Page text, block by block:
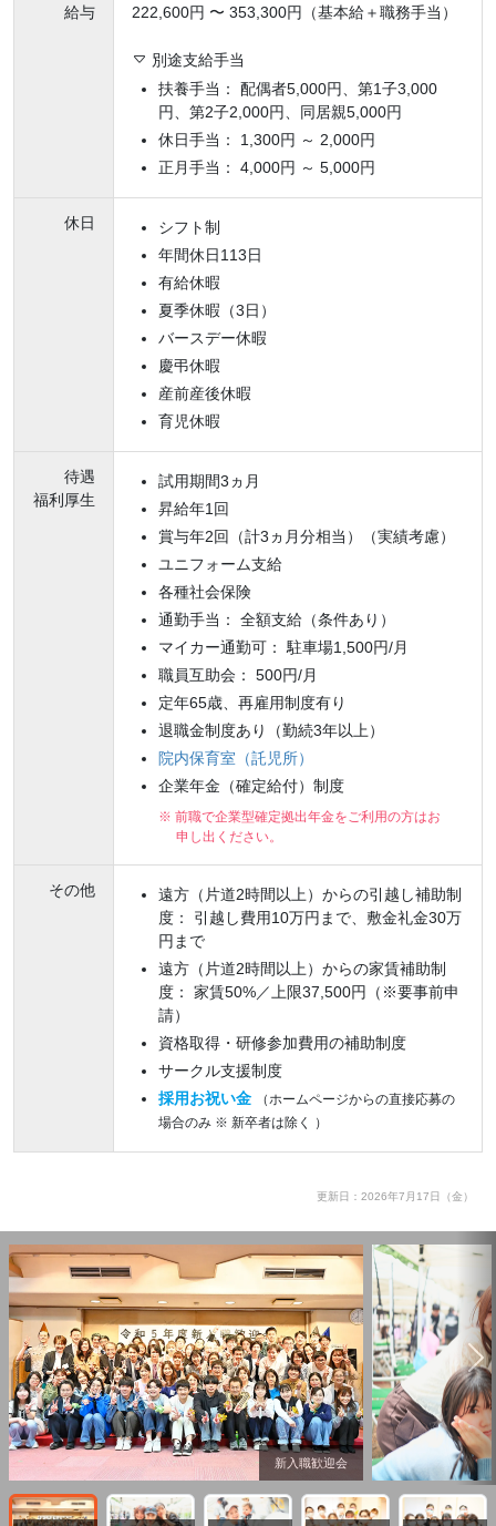
給与 222,600円 〜 353,300円（基本給＋職務手当）
別途支給手当
扶養手当： 配偶者5,000円、第1子3,000
円、第2子2,000円、同居親5,000円
休日手当： 1,300円 ～ 2,000円
正月手当： 4,000円 ～ 5,000円
休日
シフト制
年間休日113日
有給休暇
夏季休暇（3日）
バースデー休暇
慶弔休暇
産前産後休暇
育児休暇
待遇
福利厚生
試用期間3ヵ月
昇給年1回
賞与年2回（計3ヵ月分相当）（実績考慮）
ユニフォーム支給
各種社会保険
通勤手当： 全額支給（条件あり）
マイカー通勤可： 駐車場1,500円/月
職員互助会： 500円/月
定年65歳、再雇用制度有り
退職金制度あり（勤続3年以上）
院内保育室（託児所）
企業年金（確定給付）制度
※ 前職で企業型確定拠出年金をご利用の方はお
申し出ください。
その他
遠方（片道2時間以上）からの引越し補助制
度： 引越し費用10万円まで、敷金礼金30万
円まで
遠方（片道2時間以上）からの家賃補助制
度： 家賃50%／上限37,500円（※要事前申
請）
資格取得・研修参加費用の補助制度
サークル支援制度
採用お祝い金
（ホームページからの直接応募の
場合のみ ※ 新卒者は除く ）
更新日：2026年7月17日（金）
新入職歓迎会